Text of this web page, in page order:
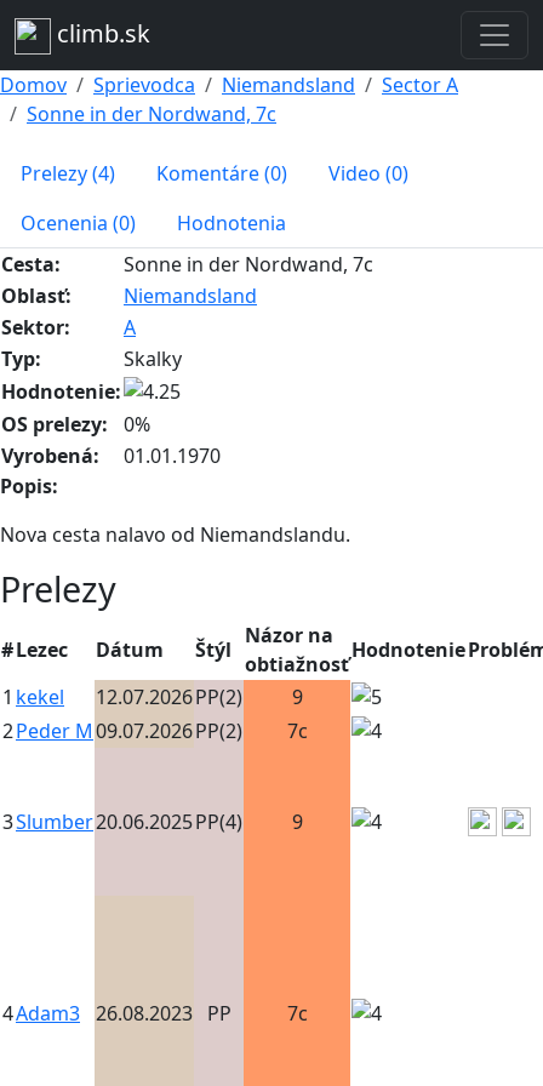
climb.sk
Domov Sprievodca Niemandsland
Sector A
Sonne in der Nordwand, 7c
Prelezy (4) Komentáre (0)
Video (0)
Ocenenia (0)
Hodnotenia
Cesta:
Sonne in der Nordwand, 7c
Oblasť:
Niemandsland
Sektor:
A
Typ:
Skalky
Hodnotenie:
OS prelezy:
0%
Vyrobená:
01.01.1970
Popis:
Nova cesta nalavo od Niemandslandu.
Prelezy
#Lezec Dátum Štýl
Názor na
obtiažnosť
Hodnotenie
1 kekel 12.07.2026PP(2)
9
2Peder M09.07.2026PP(2) 7c
3Slumber20.06.2025PP(4) 9
4Adam3 26.08.2023 PP 7c